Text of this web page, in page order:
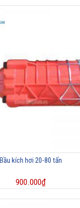
Bầu kích hơi 20-80 tấn
900.000₫